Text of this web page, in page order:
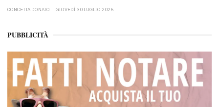
CONCETTA DONATO GIOVEDÌ 30 LUGLIO 2026
PUBBLICITÀ